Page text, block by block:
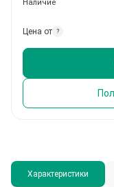
Наличие
Цена от ?
Характеристики